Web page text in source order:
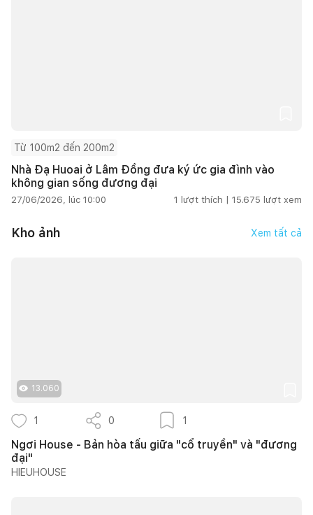
Từ 100m2 đến 200m2
Nhà Đạ Huoai ở Lâm Đồng đưa ký ức gia đình vào
không gian sống đương đại
27/06/2026, lúc 10:00 1 lượt thích | 15.675 lượt xem
Kho ảnh Xem tất cả
13.060
1 0 1
Ngơi House - Bản hòa tấu giữa "cổ truyền" và "đương
đại"
HIEUHOUSE